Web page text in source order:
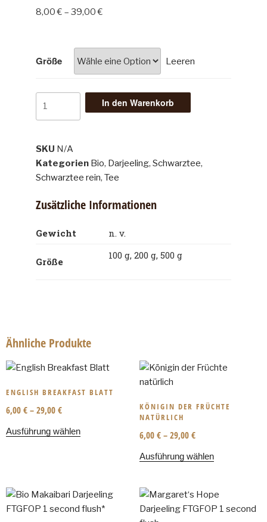
8,00€ – 39,00€
Größe Leeren
In den Warenkorb
SKU N/A
Kategorien Bio, Darjeeling, Schwarztee,
Schwarztee rein, Tee
Zusätzliche Informationen
Gewicht n. v.
Größe
100 g, 200 g, 500 g
Ähnliche Produkte
ENGLISH BREAKFAST BLATT
6,00 € – 29,00 €
Ausführung wählen
KÖNIGIN DER FRÜCHTE
NATÜRLICH
6,00 € – 29,00 €
Ausführung wählen